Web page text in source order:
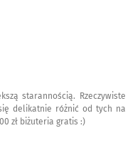
starannością. Rzeczywiste
delikatnie różnić od tych na
zł biżuteria gratis :)